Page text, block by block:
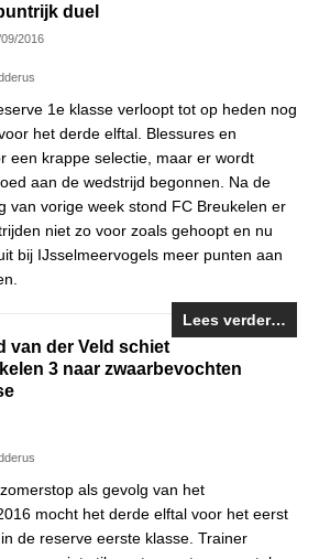
duel
2016
1e klasse verloopt tot op heden nog
het derde elftal. Blessures en
een krappe selectie, maar er wordt
aan de wedstrijd begonnen. Na de
van vorige week stond FC Breukelen er
niet zo voor zoals gehoopt en nu
bij IJsselmeervogels meer punten aan
Lees verder…
van der Veld schiet
3 naar zwaarbevochten
als gevolg van het
mocht het derde elftal voor het eerst
de reserve eerste klasse. Trainer